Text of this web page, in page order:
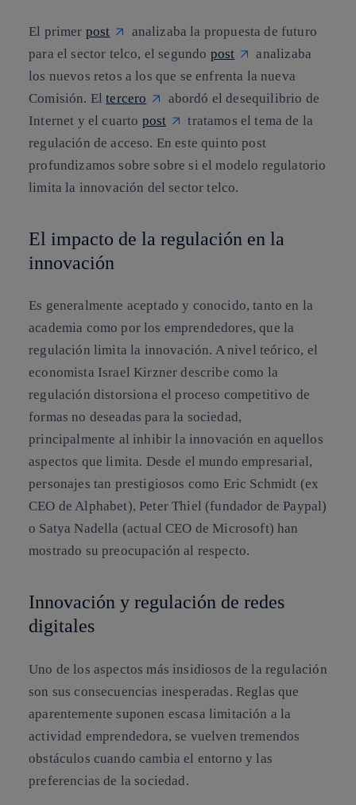
El primer post
analizaba la propuesta de futuro
para el sector telco, el segundo post
analizaba
los nuevos retos a los que se enfrenta la nueva
Comisión. Eltercero
abordó el desequilibrio de
Internet y el cuarto post
tratamos el tema de la
regulación de acceso. En este quinto post
profundizamos sobre sobre si el modelo regulatorio
limita la innovación del sector telco.
El impacto de la regulación en la
innovación
Es generalmente aceptado y conocido, tanto en la
academia como por los emprendedores, que la
regulación limita la innovación. A nivel teórico, el
economista Israel Kirzner describe como la
regulación distorsiona el proceso competitivo de
formas no deseadas para la sociedad,
principalmente al inhibir la innovación en aquellos
aspectos que limita. Desde el mundo empresarial,
personajes tan prestigiosos como Eric Schmidt (ex
CEO de Alphabet), Peter Thiel (fundador de Paypal)
o Satya Nadella (actual CEO de Microsoft) han
mostrado su preocupación al respecto.
Innovación y regulación de redes
digitales
Uno de los aspectos más insidiosos de la regulación
son sus consecuencias inesperadas. Reglas que
aparentemente suponen escasa limitación a la
actividad emprendedora, se vuelven tremendos
obstáculos cuando cambia el entorno y las
preferencias de la sociedad.